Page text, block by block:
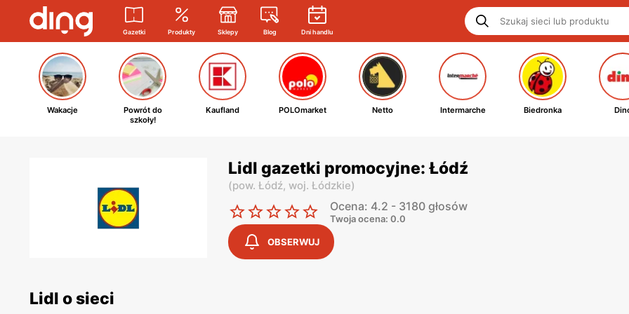
Gazetki Produkty Sklepy Blog Dni handlu
Wakacje
Powrót do
szkoły!
Kaufland POLOmarket Netto Intermarche Biedronka
Lidl gazetki promocyjne: Łódź
(pow. Łódź, woj. Łódzkie)
Ocena: 4.2 - 3180 głosów
Twoja ocena: 0.0
OBSERWUJ
Lidl o sieci